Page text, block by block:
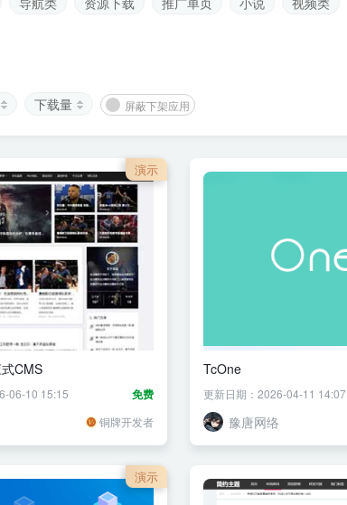
下载量 屏蔽下架应用
演示
CMS
免费
06-10 15:15
铜牌开发者
TcOne
更新日期：2026-04-11 14:07
豫唐网络
演示